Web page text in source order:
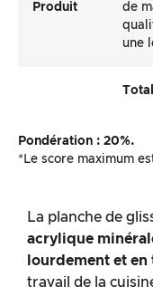
Produit
de
une
Total
Pondération : 20%.
*Le score maximum
La planche de
acrylique
lourdement et
travail de la